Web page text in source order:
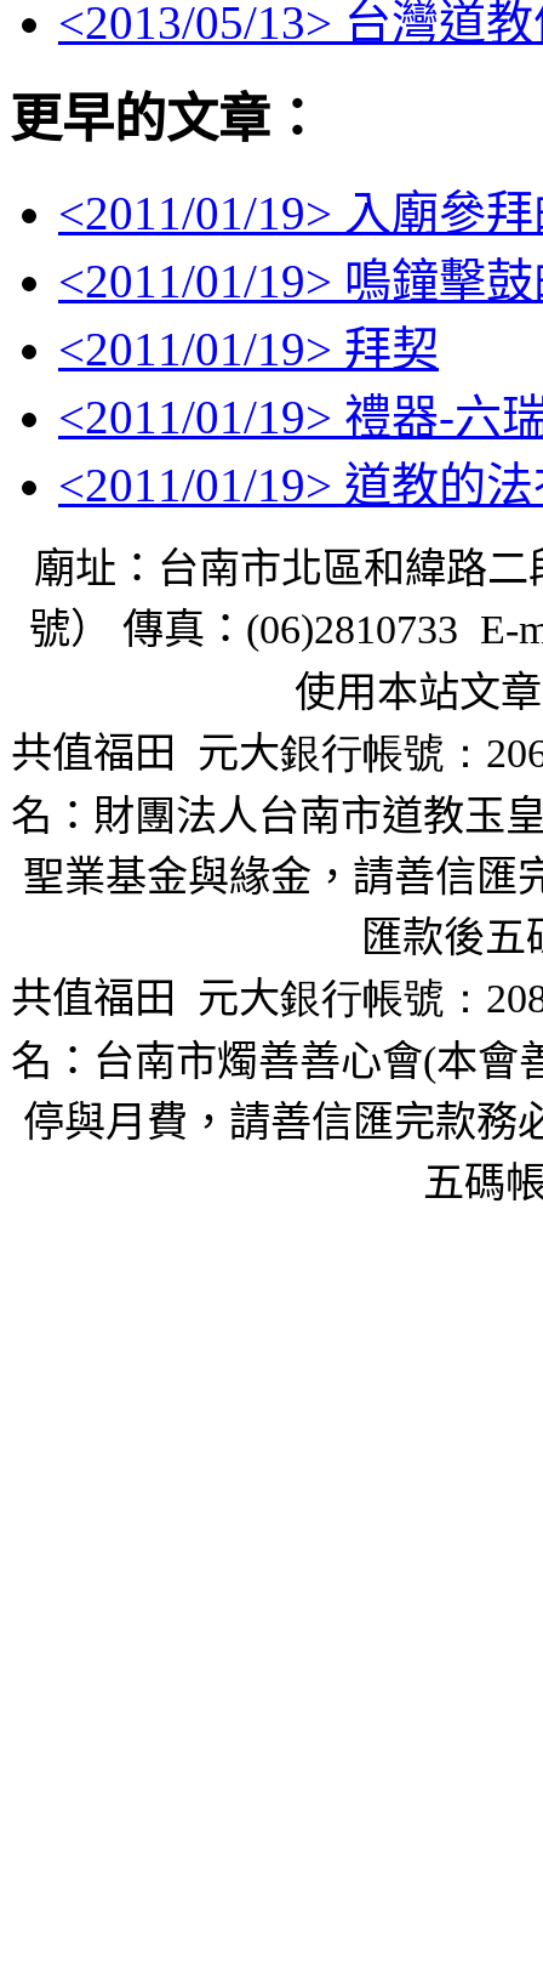
<2013/05/13> 台灣道
更早的文章：
<2011/01/19> 入廟參
<2011/01/19> 鳴鐘擊
<2011/01/19> 拜契
<2011/01/19> 禮器-六
<2011/01/19> 道教的
廟址：台南市北區和緯路二
號） 傳真： (06)2810733 E-
使用本站文
共值福田
元大銀行帳號：
名：財團法人台南市道教玉
聖業基金與緣金，請善信匯
匯款後五
共值福田
元大銀行帳號：
名：台南市燭善善心會(本會
停與月費，請善信匯完款務
五碼